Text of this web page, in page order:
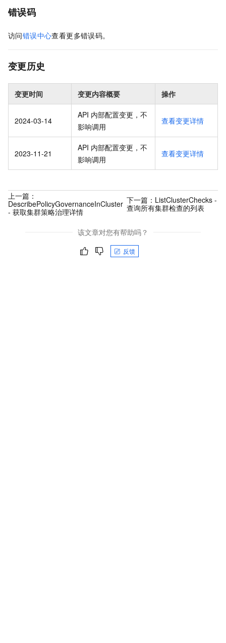
错误码
访问错误中心查看更多错误码。
变更历史
变更时间 变更内容概要 操作
2024-03-14
API 内部配置变更，不
影响调用
查看变更详情
2023-11-21
API 内部配置变更，不
影响调用
查看变更详情
上一篇：
DescribePolicyGovernanceInCluster
- 获取集群策略治理详情
下一篇： ListClusterChecks -
查询所有集群检查的列表
该文章对您有帮助吗？
反馈